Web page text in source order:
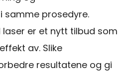
samme prosedyre.
er et nytt tilbud som
av. Slike
resultatene og gi